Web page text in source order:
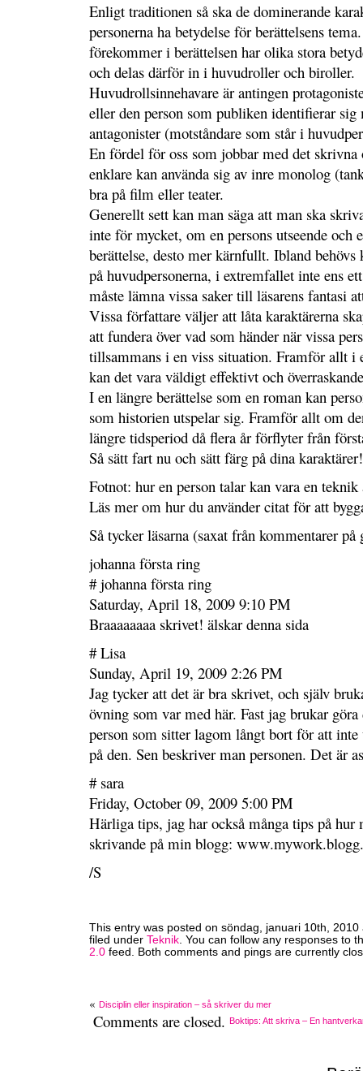
Enligt traditionen så ska de dominerande
personerna ha betydelse för berättelsens
förekommer i berättelsen har olika stora
och delas därför in i huvudroller och biroller.
Huvudrollsinnehavare är antingen
eller den person som publiken identifierar sig
antagonister (motståndare som står i
En fördel för oss som jobbar med det skrivna
enklare kan använda sig av inre monolog
bra på film eller teater.
Generellt sett kan man säga att man ska
inte för mycket, om en persons utseende och
berättelse, desto mer kärnfullt. Ibland behövs
på huvudpersonerna, i extremfallet inte ens
måste lämna vissa saker till läsarens fantasi
Vissa författare väljer att låta karaktärerna
att fundera över vad som händer när vissa
tillsammans i en viss situation. Framför allt i
kan det vara väldigt effektivt och
I en längre berättelse som en roman kan
som historien utspelar sig. Framför allt om
längre tidsperiod då flera år förflyter från
Så sätt fart nu och sätt färg på dina karaktärer!
Fotnot: hur en person talar kan vara en
Läs mer om hur du använder citat för att
Så tycker läsarna (saxat från kommentarer på
johanna första ring
# johanna första ring
Saturday, April 18, 2009 9:10 PM
Braaaaaaaa skrivet! älskar denna sida
# Lisa
Sunday, April 19, 2009 2:26 PM
Jag tycker att det är bra skrivet, och själv
övning som var med här. Fast jag brukar göra
person som sitter lagom långt bort för att
på den. Sen beskriver man personen. Det är
# sara
Friday, October 09, 2009 5:00 PM
Härliga tips, jag har också många tips på hur
skrivande på min blogg:
/S
This entry was posted on söndag, januari 10th,
filed under Teknik. You can follow any responses to
2.0 feed. Both comments and pings are currently
« Disciplin eller inspiration – så skriver du mer
Boktips: Att skriva – En
Comments are closed.